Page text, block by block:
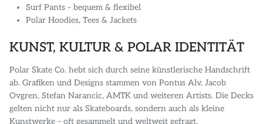
Surf Pants – bequem & flexibel
Polar Hoodies, Tees & Jackets
KUNST, KULTUR & POLAR IDENTITÄT
Polar Skate Co. hebt sich durch seine künstlerische Handschrift
ab. Grafiken und Designs stammen von Pontus Alv, Jacob
Ovgren, Stefan Narancic, AMTK und weiteren Artists. Die Decks
gelten nicht nur als Skateboards, sondern auch als kleine
Kunstwerke – oft gesammelt und weltweit gefragt.